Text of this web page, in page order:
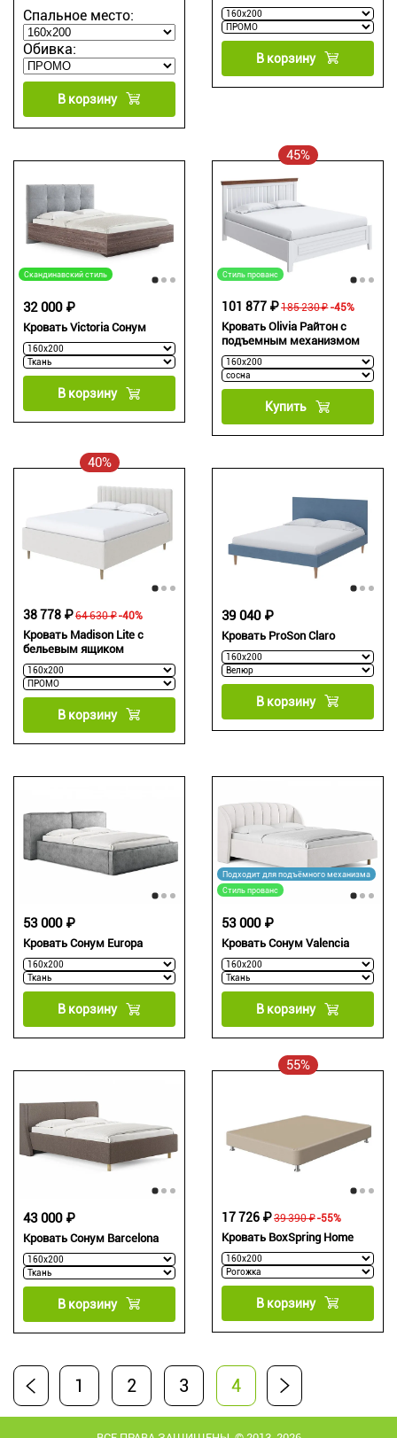
Спальное место:
Обивка:
В корзину
В корзину
Скандинавский стиль
Кровать Victoria Сонум
32 000 ₽
В корзину
45%
Стиль прованс
Кровать Olivia Райтон с
подъемным механизмом
185 230 ₽
101 877 ₽ -45%
Купить
40%
Кровать Madison Lite с
бельевым ящиком
64 630 ₽
38 778 ₽ -40%
В корзину
Кровать ProSon Claro
39 040 ₽
В корзину
Кровать Сонум Europa
53 000 ₽
В корзину
Подходит для подъёмного механизма
Стиль прованс
Кровать Сонум Valencia
53 000 ₽
В корзину
Кровать Сонум Barcelona
43 000 ₽
В корзину
55%
Кровать BoxSpring Home
39 390 ₽
17 726 ₽ -55%
В корзину
1 2 3 4